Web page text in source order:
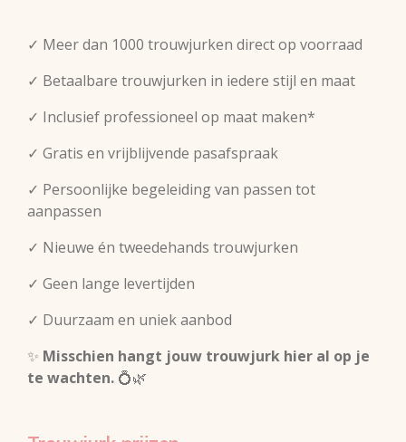
✓ Meer dan 1000 trouwjurken direct op voorraad
✓ Betaalbare trouwjurken in iedere stijl en maat
✓ Inclusief professioneel op maat maken*
✓ Gratis en vrijblijvende pasafspraak
✓ Persoonlijke begeleiding van passen tot
aanpassen
✓ Nieuwe én tweedehands trouwjurken
✓ Geen lange levertijden
✓ Duurzaam en uniek aanbod
✨ Misschien hangt jouw trouwjurk hier al op je
te wachten. 💍🌿